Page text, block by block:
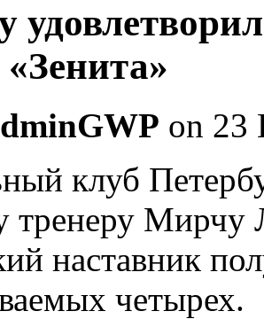
«Зенита»
on 23
клуб
тренеру Мирчу
наставник
четырех.